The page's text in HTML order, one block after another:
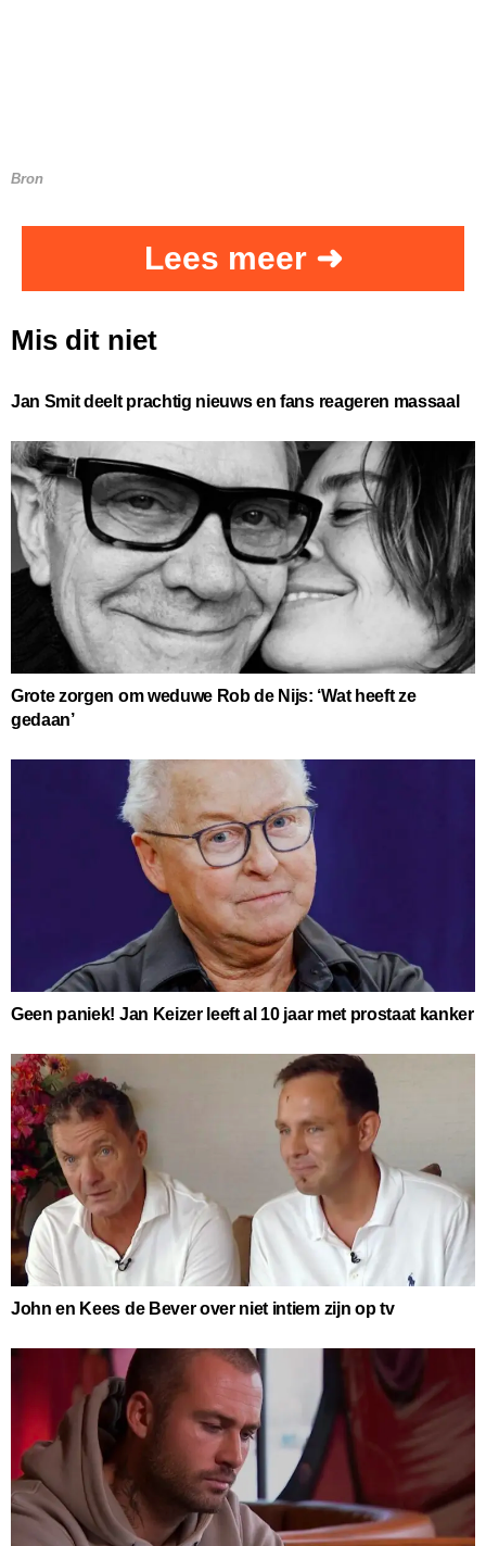
Bron
Lees meer ➜
Mis dit niet
Jan Smit deelt prachtig nieuws en fans reageren massaal
Grote zorgen om weduwe Rob de Nijs: ‘Wat heeft ze
gedaan’
Geen paniek! Jan Keizer leeft al 10 jaar met prostaat kanker
John en Kees de Bever over niet intiem zijn op tv